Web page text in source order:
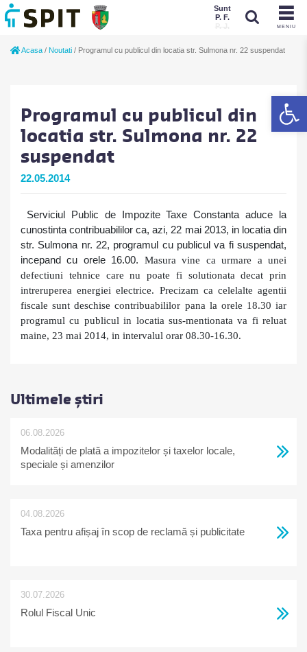
MENIU
Sunt
P. F.
P. J.
Acasa / Noutati / Programul cu publicul din locatia str. Sulmona nr. 22 suspendat
Programul cu publicul din
locatia str. Sulmona nr. 22
suspendat
22.05.2014
Serviciul Public de Impozite Taxe Constanta aduce la
cunostinta contribuabililor ca, azi, 22 mai 2013, in locatia din
str. Sulmona nr. 22, programul cu publicul va fi suspendat,
incepand cu orele 16.00.
Masura vine ca urmare a unei
defectiuni tehnice care nu poate fi solutionata decat prin
intreruperea energiei electrice. Precizam ca celelalte agentii
fiscale sunt deschise contribuabililor pana la orele 18.30 iar
programul cu publicul in locatia sus-mentionata va fi reluat
maine, 23 mai 2014, in intervalul orar 08.30-16.30.
Ultimele știri
06.08.2026
Modalități de plată a impozitelor și taxelor locale,
speciale și amenzilor
04.08.2026
Taxa pentru afișaj în scop de reclamă și publicitate
30.07.2026
Rolul Fiscal Unic